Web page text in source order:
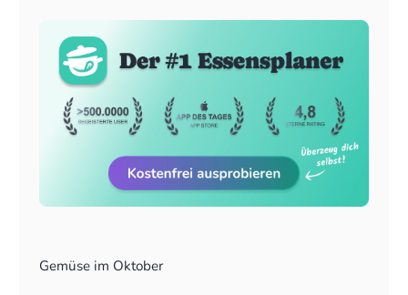
was ihr noch da habt
Gemüse im Oktober